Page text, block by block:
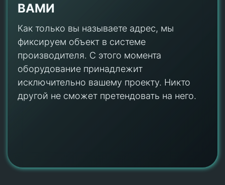
ВАМИ
Как только вы называете адрес, мы
фиксируем объект в системе
производителя. С этого момента
оборудование принадлежит
исключительно вашему проекту. Никто
другой не сможет претендовать на него.